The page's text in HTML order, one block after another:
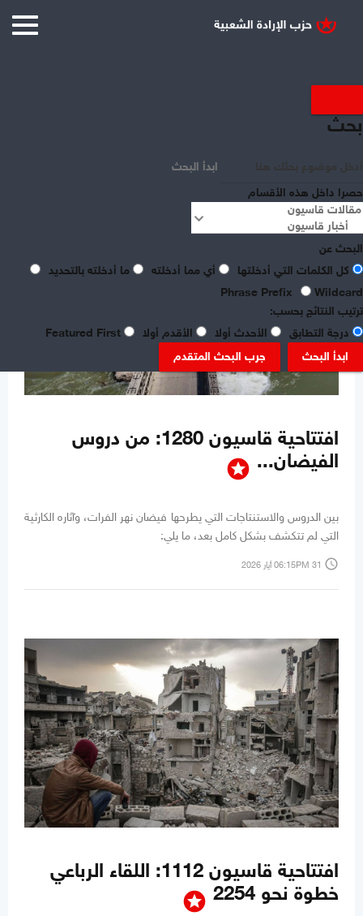
بحث
ابدأ البحث
حصرا داخل هذه الأقسام
البحث عن
كل الكلمات التي أدخلتها
أي مما أدخلته
ما أدخلته بالتحديد
Phrase Prefix
Wildcard
ترتيب النتائج بحسب:
درجة التطابق
الأحدث أولا الأقدم أولا
ابدأ البحث
جرب البحث المتقدم
عرض العناصر حسب علامة : نهر
افتتاحية قاسيون 1280: من دروس
الفيضان... stars
بين الدروس والاستنتاجات التي يطرحها فيضان نهر الفرات، وآثاره الكارثية
التي لم تتكشف بشكل كامل بعد، ما يلي:
access_time 06:15PM 31 أيار 2026
افتتاحية قاسيون 1112: اللقاء الرباعي
خطوة نحو 2254
stars